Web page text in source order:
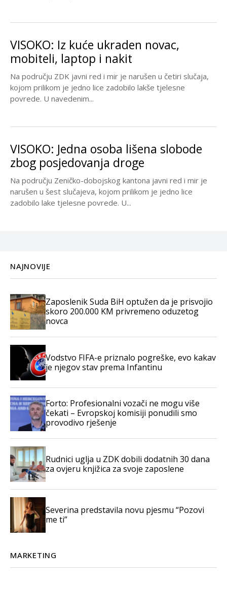
VISOKO: Iz kuće ukraden novac,
mobiteli, laptop i nakit
Na području ZDK javni red i mir je narušen u četiri slučaja,
kojom prilikom je jedno lice zadobilo lakše tjelesne
povrede. U navedenim...
VISOKO: Jedna osoba lišena slobode
zbog posjedovanja droge
Na području Zeničko-dobojskog kantona javni red i mir je
narušen u šest slučajeva, kojom prilikom je jedno lice
zadobilo lake tjelesne povrede. U...
NAJNOVIJE
Zaposlenik Suda BiH optužen da je prisvojio
skoro 200.000 KM privremeno oduzetog
novca
Vodstvo FIFA-e priznalo pogreške, evo kakav
je njegov stav prema Infantinu
Forto: Profesionalni vozači ne mogu više
čekati – Evropskoj komisiji ponudili smo
provodivo rješenje
Rudnici uglja u ZDK dobili dodatnih 30 dana
za ovjeru knjižica za svoje zaposlene
Severina predstavila novu pjesmu “Pozovi
me ti”
MARKETING